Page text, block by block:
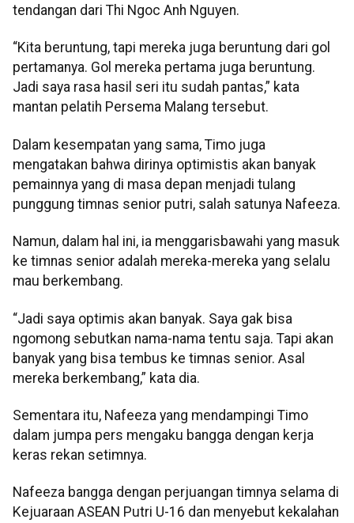
tendangan dari Thi Ngoc Anh Nguyen.
“Kita beruntung, tapi mereka juga beruntung dari gol
pertamanya. Gol mereka pertama juga beruntung.
Jadi saya rasa hasil seri itu sudah pantas,” kata
mantan pelatih Persema Malang tersebut.
Dalam kesempatan yang sama, Timo juga
mengatakan bahwa dirinya optimistis akan banyak
pemainnya yang di masa depan menjadi tulang
punggung timnas senior putri, salah satunya Nafeeza.
Namun, dalam hal ini, ia menggarisbawahi yang masuk
ke timnas senior adalah mereka-mereka yang selalu
mau berkembang.
“Jadi saya optimis akan banyak. Saya gak bisa
ngomong sebutkan nama-nama tentu saja. Tapi akan
banyak yang bisa tembus ke timnas senior. Asal
mereka berkembang,” kata dia.
Sementara itu, Nafeeza yang mendampingi Timo
dalam jumpa pers mengaku bangga dengan kerja
keras rekan setimnya.
Nafeeza bangga dengan perjuangan timnya selama di
Kejuaraan ASEAN Putri U-16 dan menyebut kekalahan